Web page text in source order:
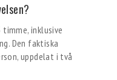
inklusive
Den faktiska
uppdelat i två